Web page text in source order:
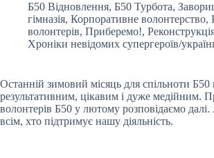
Б50 Відновлення, Б50 Турбота,
гімназія, Корпоративне волонтерство,
волонтерів, Приберемо!,
Хроніки невідомих супергероїв/
Останній зимовий місяць для спільноти Б50
результативним, цікавим і дуже медійним.
волонтерів Б50 у лютому розповідаємо
всім, хто підтримує нашу діяльність.